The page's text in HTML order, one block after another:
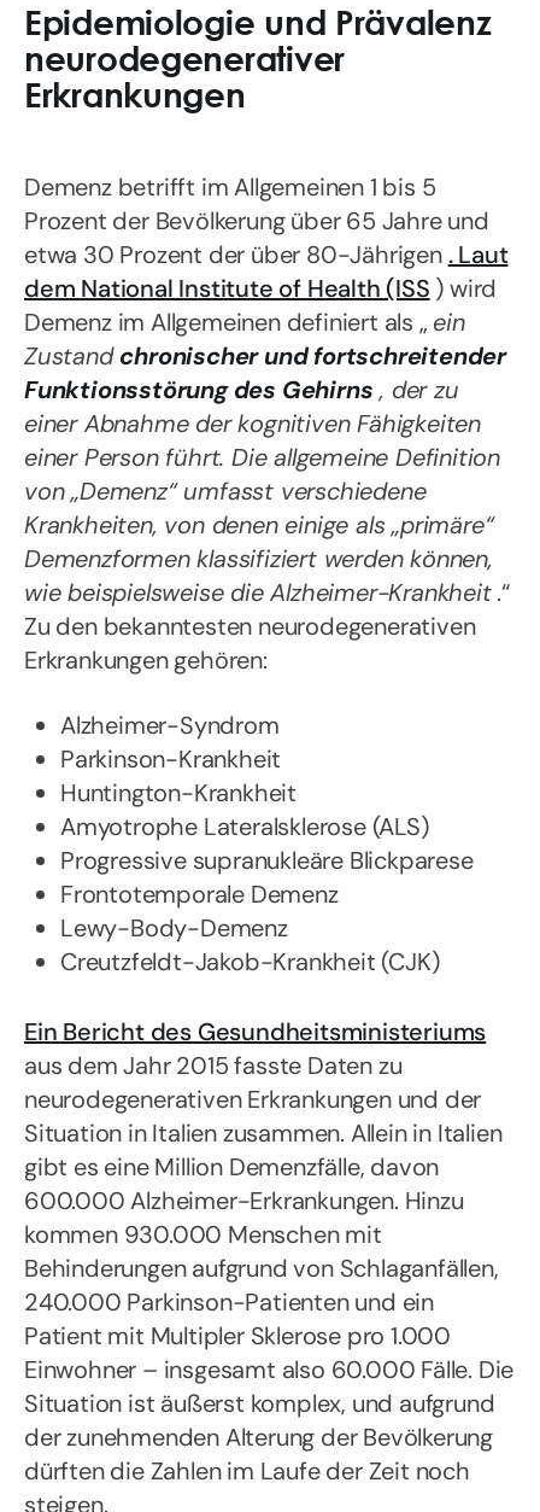
Epidemiologie und Prävalenz
neurodegenerativer
Erkrankungen
Demenz betrifft im Allgemeinen 1 bis 5
Prozent der Bevölkerung über 65 Jahre und
etwa 30 Prozent der über 80-Jährigen . Laut
dem National Institute of Health (ISS ) wird
Demenz im Allgemeinen definiert als „ ein
Zustandchronischer und fortschreitender
Funktionsstörung des Gehirns , der zu
einer Abnahme der kognitiven Fähigkeiten
einer Person führt. Die allgemeine Definition
von „Demenz“ umfasst verschiedene
Krankheiten, von denen einige als „primäre“
Demenzformen klassifiziert werden können,
wie beispielsweise die Alzheimer-Krankheit.“
Zu den bekanntesten neurodegenerativen
Erkrankungen gehören:
Alzheimer-Syndrom
Parkinson-Krankheit
Huntington-Krankheit
Amyotrophe Lateralsklerose (ALS)
Progressive supranukleäre Blickparese
Frontotemporale Demenz
Lewy-Body-Demenz
Creutzfeldt-Jakob-Krankheit (CJK)
Ein Bericht des Gesundheitsministeriums
aus dem Jahr 2015 fasste Daten zu
neurodegenerativen Erkrankungen und der
Situation in Italien zusammen. Allein in Italien
gibt es eine Million Demenzfälle, davon
600.000 Alzheimer-Erkrankungen. Hinzu
kommen 930.000 Menschen mit
Behinderungen aufgrund von Schlaganfällen,
240.000 Parkinson-Patienten und ein
Patient mit Multipler Sklerose pro 1.000
Einwohner – insgesamt also 60.000 Fälle. Die
Situation ist äußerst komplex, und aufgrund
der zunehmenden Alterung der Bevölkerung
dürften die Zahlen im Laufe der Zeit noch
steigen.